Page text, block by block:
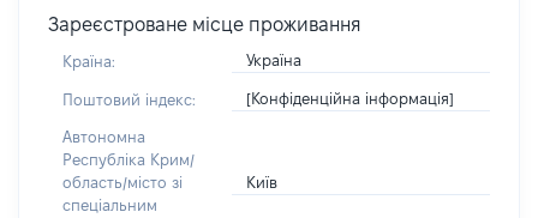
Зареєстроване місце проживання
Країна: Україна
Поштовий індекс: [Конфіденційна інформація]
Автономна
Республіка Крим/
область/місто зі
спеціальним
Київ